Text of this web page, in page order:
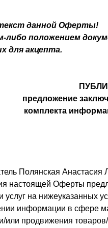
данной Оферты!
либо положением
для акцепта.
предложение
комплекта
Полянская
настоящей Оферты
на нижеуказанных
информации в сфере
или продвижения